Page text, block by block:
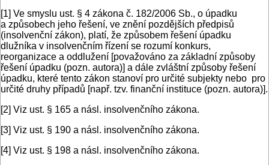
[1] Ve smyslu ust. § 4 zákona č. 182/2006 Sb., o úpadku
a způsobech jeho řešení, ve znění pozdějších předpisů
(insolvenční zákon), platí, že způsobem řešení úpadku
dlužníka v insolvenčním řízení se rozumí konkurs,
reorganizace a oddlužení [považováno za základní způsoby
řešení úpadku (pozn. autora)] a dále zvláštní způsoby řešení
úpadku, které tento zákon stanoví pro určité subjekty nebo pro
určité druhy případů [např. tzv. finanční instituce (pozn. autora)].
[2] Viz ust. § 165 a násl. insolvenčního zákona.
[3] Viz ust. § 190 a násl. insolvenčního zákona.
[4] Viz ust. § 198 a násl. insolvenčního zákona.